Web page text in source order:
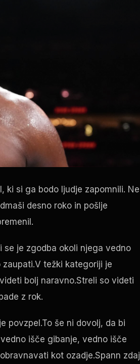
ki si ga bodo ljudje zapomnili. Ne
desno roko in pošlje
je zgodba okoli njega vedno
težki kategoriji je
bolj naravno.Streli so videti
z rok.
povzpel.To še ni dovolj, da bi
išče gibanje, vedno išče
kot ozadje.Spann zdaj